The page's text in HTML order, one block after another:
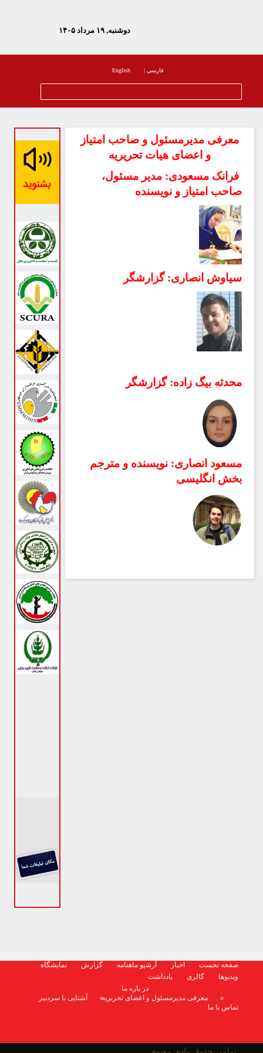
دوشنبه, ۱۹ مرداد ۱۴۰۵
فارسی |
English
معرفی مدیرمسئول و صاحب امتیاز
و اعضای هیات تحریریه
فرانک مسعودی: مدیر مسئول،
صاحب امتیاز و نویسنده
سیاوش انصاری: گزارشگر
محدثه بیگ زاده: گزارشگر
مسعود انصاری: نویسنده و مترجم
بخش انگلیسی
صفحه نخست اخبار آرشیو ماهنامه گزارش
نمایشگاه
ویدیوها
گالری
یادداشت
در باره ما
معرفی مدیرمسئول و اعضای تحریریه
آشنایی با سردبیر
تماس با ما